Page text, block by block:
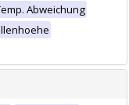
Abweichung